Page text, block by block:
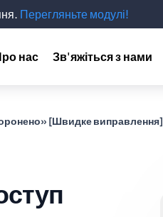
нас Зв'яжіться з нами
[Швидке виправлення]
Перегляньте модулі!